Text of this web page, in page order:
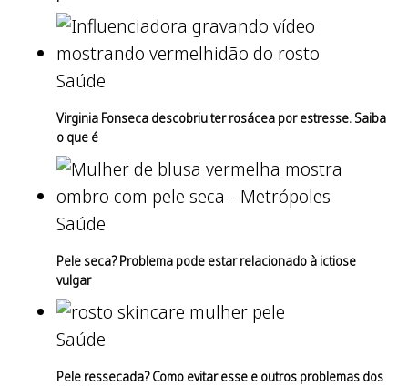
Saúde
Virginia Fonseca descobriu ter rosácea por estresse. Saiba
o que é
Saúde
Pele seca? Problema pode estar relacionado à ictiose
vulgar
Saúde
Pele ressecada? Como evitar esse e outros problemas dos